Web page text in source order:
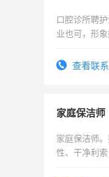
口腔诊所聘
业也可，形
查看联
家庭保洁师
家庭保洁师
性、干净利